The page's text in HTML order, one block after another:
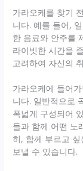
가라오케를 찾기
니다. 예를 들어,
한 음료와 안주를
라이빗한 시간을
고려하여 자신의
가라오케에 들어
니다. 일반적으로
폭넓게 구성되어
들과 함께 어떤 노
히, 함께 부르고
보낼 수 있습니다.